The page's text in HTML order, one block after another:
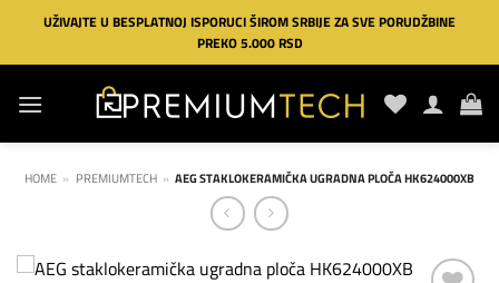
Preskoči
sadržaj
UŽIVAJTE U BESPLATNOJ ISPORUCI ŠIROM SRBIJE ZA SVE PORUDŽBINE
PREKO 5.000 RSD
HOME » PREMIUMTECH » AEG STAKLOKERAMIČKA UGRADNA PLOČA HK624000XB